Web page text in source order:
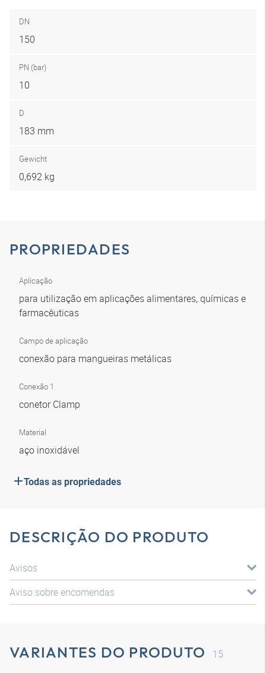
DN
150
PN (bar)
10
D
183 mm
Gewicht
0,692 kg
PROPRIEDADES
Aplicação
para utilização em aplicações alimentares, químicas e
farmacêuticas
Campo de aplicação
conexão para mangueiras metálicas
Conexão 1
conetor Clamp
Material
aço inoxidável
Todas as propriedades
DESCRIÇÃO DO PRODUTO
Avisos
Aviso sobre encomendas
VARIANTES DO PRODUTO
15